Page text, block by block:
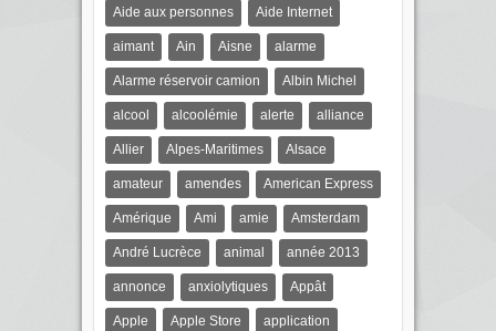
Aide aux personnes Aide Internet
aimant Ain Aisne alarme
Alarme réservoir camion Albin Michel
alcool alcoolémie alerte alliance
Allier Alpes-Maritimes Alsace
amateur amendes American Express
Amérique Ami amie Amsterdam
André Lucrèce animal année 2013
annonce anxiolytiques Appât
Apple Apple Store application